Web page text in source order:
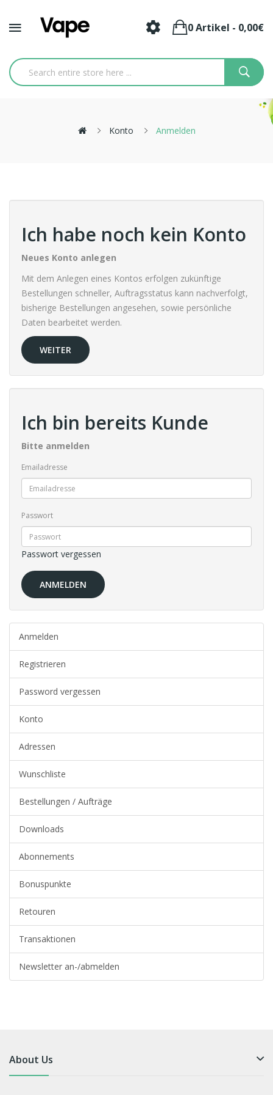
0 Artikel - 0,00€
Konto Anmelden
Ich habe noch kein Konto
Neues Konto anlegen
Mit dem Anlegen eines Kontos erfolgen zukünftige
Bestellungen schneller, Auftragsstatus kann nachverfolgt,
bisherige Bestellungen angesehen, sowie persönliche
Daten bearbeitet werden.
WEITER
Ich bin bereits Kunde
Bitte anmelden
Emailadresse
Passwort
Passwort vergessen
Anmelden
Registrieren
Password vergessen
Konto
Adressen
Wunschliste
Bestellungen / Aufträge
Downloads
Abonnements
Bonuspunkte
Retouren
Transaktionen
Newsletter an-/abmelden
About Us